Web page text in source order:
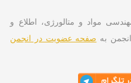
و متالورژی، اطلاع و
بهصفحه عضویت در انجمن